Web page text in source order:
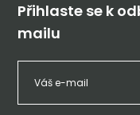
Přihlaste se k
mailu